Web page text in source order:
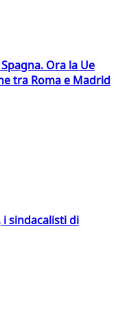
Ora la Ue
tra Roma e Madrid
sindacalisti di